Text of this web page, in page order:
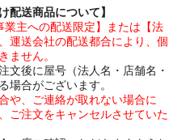
配送商品について】
主への配送限定】または【法
運送会社の配送都合により、個
ません。
文後に屋号（法人名・店舗名・
場合がございます。
や、ご連絡が取れない場合に
ご注文をキャンセルさせていた